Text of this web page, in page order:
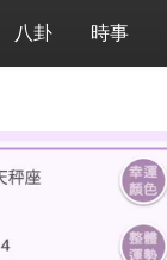
八卦 時事